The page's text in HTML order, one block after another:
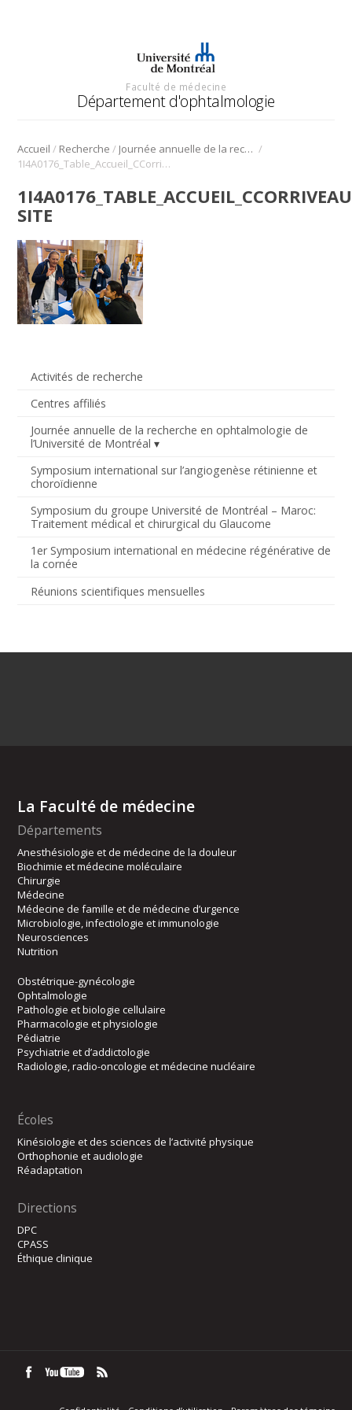
Faculté de médecine
Département d'ophtalmologie
Accueil / Recherche / Journée annuelle de la recherche en ophtalmologie de l’Université de Montréal /
1I4A0176_Table_Accueil_CCorriveau_IHardy_miniature site
Activités de recherche
Centres affiliés
Journée annuelle de la recherche en ophtalmologie de
l’Université de Montréal
Symposium international sur l’angiogenèse rétinienne et
choroïdienne
Symposium du groupe Université de Montréal – Maroc:
Traitement médical et chirurgical du Glaucome
1er Symposium international en médecine régénérative de
la cornée
Réunions scientifiques mensuelles
SITE
La Faculté de médecine
Départements
Anesthésiologie et de médecine de la douleur
Biochimie et médecine moléculaire
Chirurgie
Médecine
Médecine de famille et de médecine d’urgence
Microbiologie, infectiologie et immunologie
Neurosciences
Nutrition
Obstétrique-gynécologie
Ophtalmologie
Pathologie et biologie cellulaire
Pharmacologie et physiologie
Pédiatrie
Psychiatrie et d’addictologie
Radiologie, radio-oncologie et médecine nucléaire
Écoles
Kinésiologie et des sciences de l’activité physique
Orthophonie et audiologie
Réadaptation
Directions
DPC
CPASS
Éthique clinique